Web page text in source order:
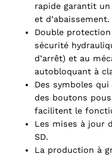
rapide garantit
et d’abaissement.
Double
sécurité
d’arrêt) et au
autobloquant à
Des symboles
des boutons
facilitent le
Les mises à jour
SD.
La production à